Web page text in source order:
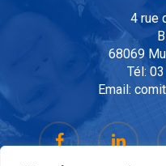
4 rue
68069
Tél:
Email: